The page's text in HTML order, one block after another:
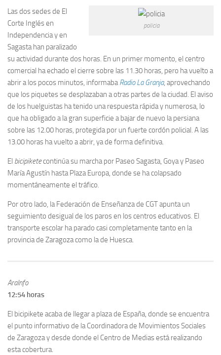
policia
Las dos sedes de El
Corte Inglés en
Independencia y en
Sagasta han paralizado
su actividad durante dos horas. En un primer momento, el centro
comercial ha echado el cierre sobre las 11.30 horas, pero ha vuelto a
abrir a los pocos minutos, informabaRadio La Granja, aprovechando
que los piquetes se desplazaban a otras partes de la ciudad. El aviso
de los huelguistas ha tenido una respuesta rápida y numerosa, lo
que ha obligado a la gran superficie a bajar de nuevo la persiana
sobre las 12.00 horas, protegida por un fuerte cordón policial. A las
13.00 horas ha vuelto a abrir, ya de forma definitiva.
El bicipiketecontinúa su marcha por Paseo Sagasta, Goya y Paseo
María Agustín hasta Plaza Europa, donde se ha colapsado
momentáneamente el tráfico.
Por otro lado, la Federación de Enseñanza de CGT apunta un
seguimiento desigual de los paros en los centros educativos. El
transporte escolar ha parado casi completamente tanto en la
provincia de Zaragoza como la de Huesca.
AraInfo
12:54 horas
El bicipikete acaba de llegar a plaza de España, donde se encuentra
el punto informativo de la Coordinadora de Movimientos Sociales
de Zaragoza y desde donde el Centro de Medias está realizando
esta cobertura.